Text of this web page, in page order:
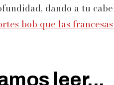
dando a tu
bob que las
leer...